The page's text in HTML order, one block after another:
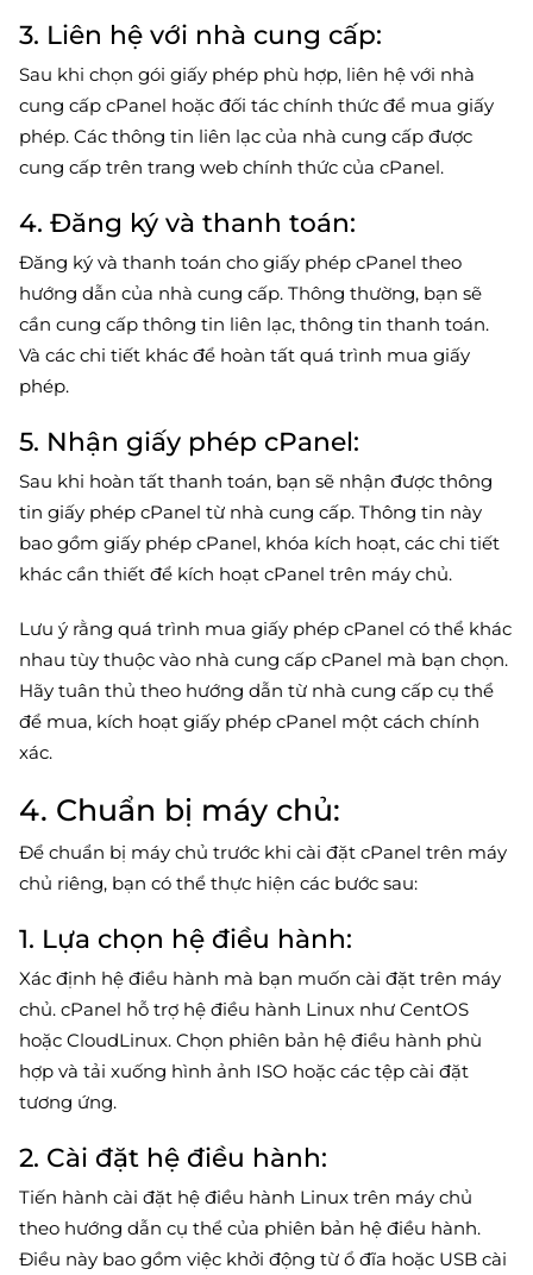
3. Liên hệ với nhà cung cấp:
Sau khi chọn gói giấy phép phù hợp, liên hệ với nhà
cung cấp cPanel hoặc đối tác chính thức để mua giấy
phép. Các thông tin liên lạc của nhà cung cấp được
cung cấp trên trang web chính thức của cPanel.
4. Đăng ký và thanh toán:
Đăng ký và thanh toán cho giấy phép cPanel theo
hướng dẫn của nhà cung cấp. Thông thường, bạn sẽ
cần cung cấp thông tin liên lạc, thông tin thanh toán.
Và các chi tiết khác để hoàn tất quá trình mua giấy
phép.
5. Nhận giấy phép cPanel:
Sau khi hoàn tất thanh toán, bạn sẽ nhận được thông
tin giấy phép cPanel từ nhà cung cấp. Thông tin này
bao gồm giấy phép cPanel, khóa kích hoạt, các chi tiết
khác cần thiết để kích hoạt cPanel trên máy chủ.
Lưu ý rằng quá trình mua giấy phép cPanel có thể khác
nhau tùy thuộc vào nhà cung cấp cPanel mà bạn chọn.
Hãy tuân thủ theo hướng dẫn từ nhà cung cấp cụ thể
để mua, kích hoạt giấy phép cPanel một cách chính
xác.
4. Chuẩn bị máy chủ:
Để chuẩn bị máy chủ trước khi cài đặt cPanel trên máy
chủ riêng, bạn có thể thực hiện các bước sau:
1. Lựa chọn hệ điều hành:
Xác định hệ điều hành mà bạn muốn cài đặt trên máy
chủ. cPanel hỗ trợ hệ điều hành Linux như CentOS
hoặc CloudLinux. Chọn phiên bản hệ điều hành phù
hợp và tải xuống hình ảnh ISO hoặc các tệp cài đặt
tương ứng.
2. Cài đặt hệ điều hành:
Tiến hành cài đặt hệ điều hành Linux trên máy chủ
theo hướng dẫn cụ thể của phiên bản hệ điều hành.
Điều này bao gồm việc khởi động từ ổ đĩa hoặc USB cài